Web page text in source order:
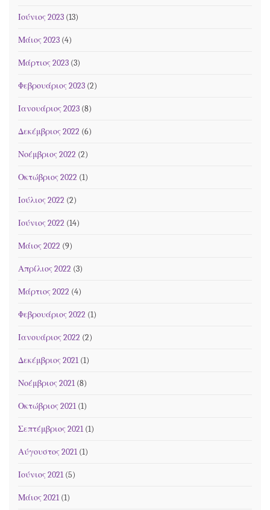
Ιούνιος 2023 (13)
Μάιος 2023 (4)
Μάρτιος 2023 (3)
Φεβρουάριος 2023 (2)
Ιανουάριος 2023 (8)
Δεκέμβριος 2022 (6)
Νοέμβριος 2022 (2)
Οκτώβριος 2022 (1)
Ιούλιος 2022 (2)
Ιούνιος 2022 (14)
Μάιος 2022 (9)
Απρίλιος 2022 (3)
Μάρτιος 2022 (4)
Φεβρουάριος 2022 (1)
Ιανουάριος 2022 (2)
Δεκέμβριος 2021 (1)
Νοέμβριος 2021 (8)
Οκτώβριος 2021 (1)
Σεπτέμβριος 2021 (1)
Αύγουστος 2021 (1)
Ιούνιος 2021 (5)
Μάιος 2021 (1)